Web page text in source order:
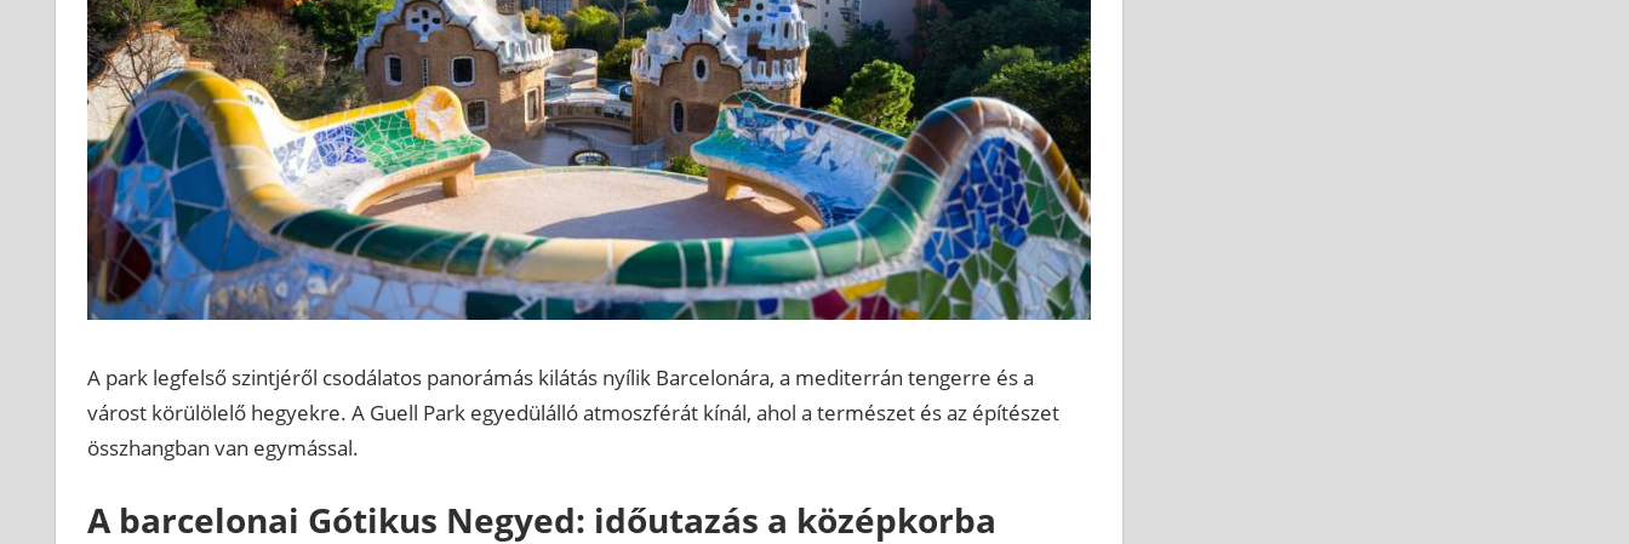
A park legfelső szintjéről csodálatos panorámás kilátás nyílik Barcelonára, a mediterrán tengerre és a
várost körülölelő hegyekre. A Guell Park egyedülálló atmoszférát kínál, ahol a természet és az építészet
összhangban van egymással.
A barcelonai Gótikus Negyed: időutazás a középkorba